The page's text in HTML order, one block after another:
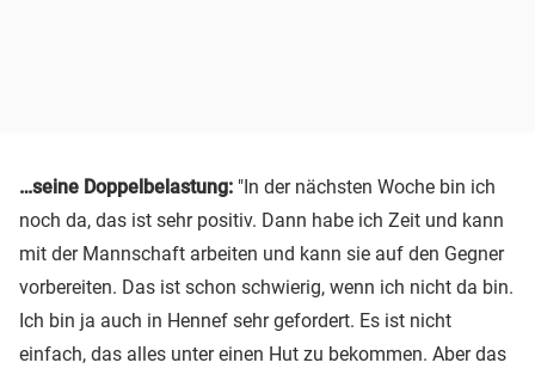
…seine Doppelbelastung: "In der nächsten Woche bin ich
noch da, das ist sehr positiv. Dann habe ich Zeit und kann
mit der Mannschaft arbeiten und kann sie auf den Gegner
vorbereiten. Das ist schon schwierig, wenn ich nicht da bin.
Ich bin ja auch in Hennef sehr gefordert. Es ist nicht
einfach, das alles unter einen Hut zu bekommen. Aber das